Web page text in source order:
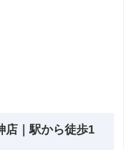
店｜駅から徒歩1